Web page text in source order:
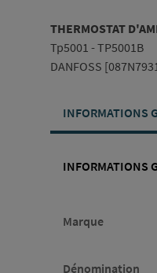
THERMOSTAT
Tp5001 - TP5001B
DANFOSS
INFORMATIONS
INFORMATIONS
Marque
Dénomination